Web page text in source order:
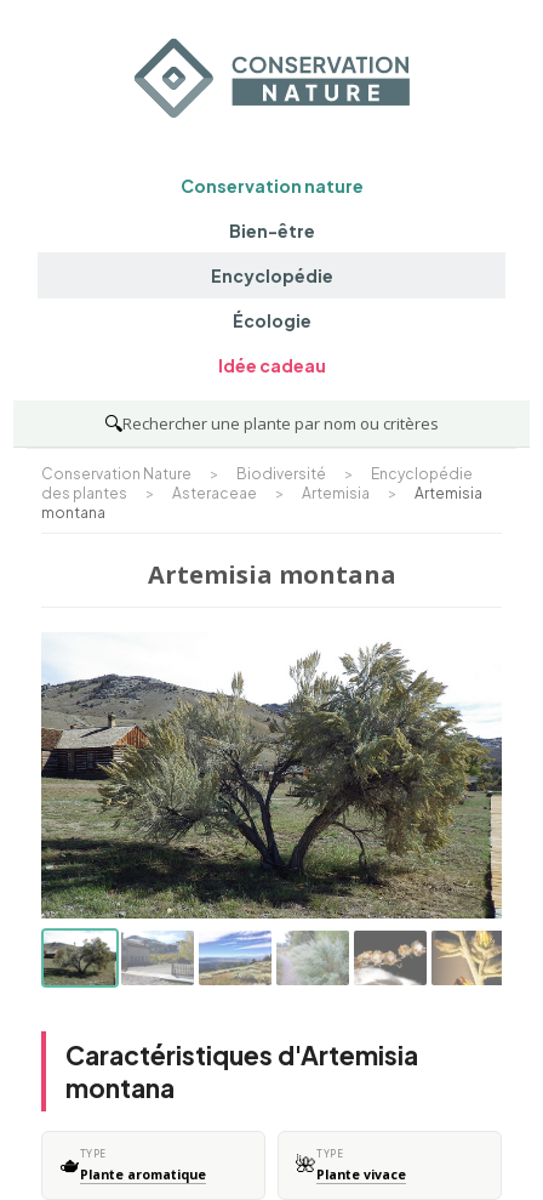
Conservation nature
Bien-être
Encyclopédie
Écologie
Idée cadeau
🔍Rechercher une plante par nom ou critères
Conservation Nature > Biodiversité >
Encyclopédie
des plantes
> Asteraceae > Artemisia >
Artemisia
montana
Artemisia montana
Caractéristiques d'Artemisia
montana
🫖TYPE
Plante aromatique 🌺TYPE
Plante vivace